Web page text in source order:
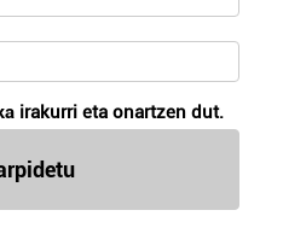
irakurri eta onartzen dut.